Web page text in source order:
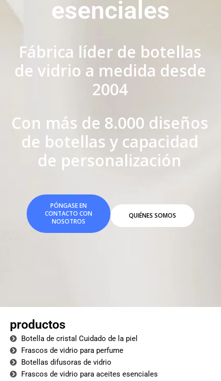
esenciales
Fábrica líder de botellas
de vidrio a medida desde
2004
Con más de 8.000 diseños
de botellas y capacidad
de personalización
PÓNGASE EN
CONTACTO CON
NOSOTROS
QUIÉNES SOMOS
productos
Botella de cristal Cuidado de la piel
Frascos de vidrio para perfume
Botellas difusoras de vidrio
Frascos de vidrio para aceites esenciales